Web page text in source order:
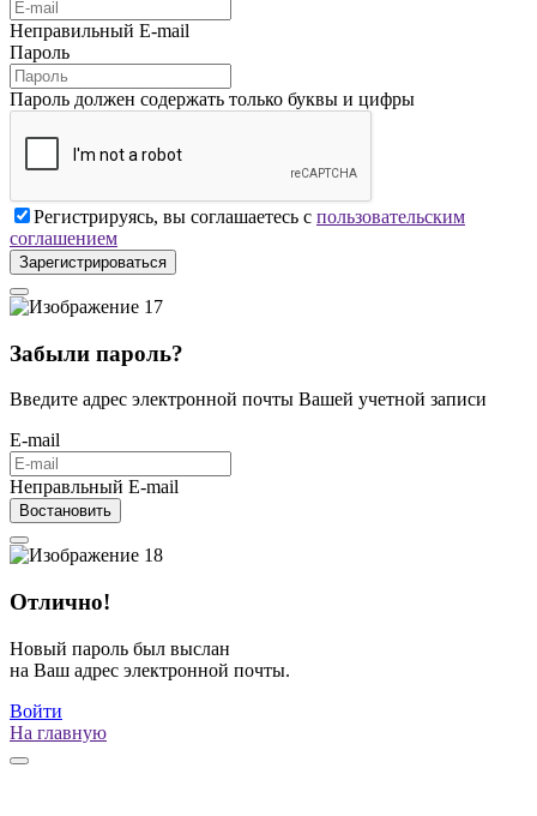
Неправильный E-mail
Пароль
Пароль должен содержать только буквы и цифры
Регистрируясь, вы соглашаетесь с пользовательским
соглашением
Зарегистрироваться
Забыли пароль?
Введите адрес электронной почты Вашей учетной записи
E-mail
Неправльный E-mail
Востановить
Отлично!
Новый пароль был выслан
на Ваш адрес электронной почты.
Войти
На главную